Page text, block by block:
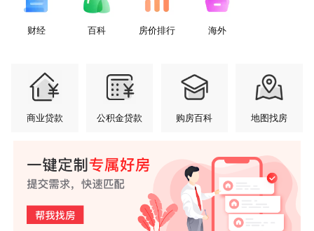
财经 百科 房价排行 海外
商业贷款 公积金贷款 购房百科 地图找房